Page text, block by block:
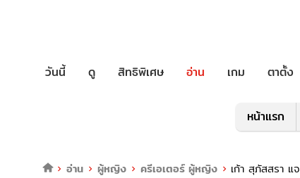
วันนี้ ดู สิทธิพิเศษ อ่าน เกม ตาตั้ง
หน้าแรก
อ่าน ผู้หญิง ครีเอเตอร์ ผู้หญิง เก้า สุภัสสรา แ